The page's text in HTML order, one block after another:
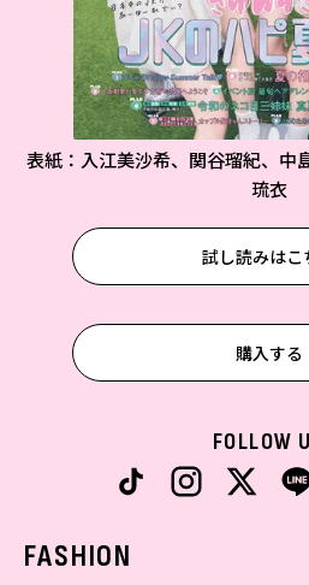
表紙：入江美沙希、関谷瑠紀、中
琉衣
試し読みはこ
購入する
FOLLOW
FASHION